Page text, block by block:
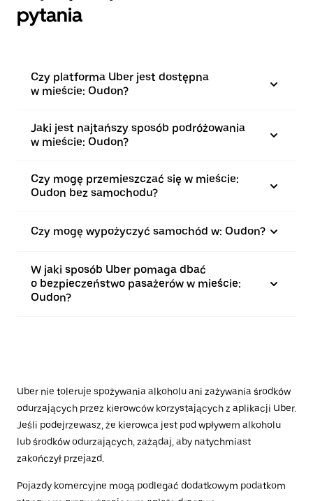
pytania
Czy platforma Uber jest dostępna
w mieście: Oudon?
Jaki jest najtańszy sposób podróżowania
w mieście: Oudon?
Czy mogę przemieszczać się w mieście:
Oudon bez samochodu?
Czy mogę wypożyczyć samochód w: Oudon?
W jaki sposób Uber pomaga dbać
o bezpieczeństwo pasażerów w mieście:
Oudon?
Uber nie toleruje spożywania alkoholu ani zażywania środków
odurzających przez kierowców korzystających z aplikacji Uber.
Jeśli podejrzewasz, że kierowca jest pod wpływem alkoholu
lub środków odurzających, zażądaj, aby natychmiast
zakończył przejazd.
Pojazdy komercyjne mogą podlegać dodatkowym podatkom